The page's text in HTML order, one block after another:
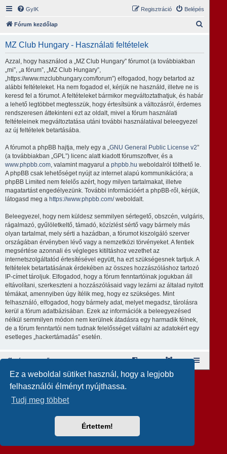
Ez a weboldal sütiket használ, hogy a legjobb
felhasználói élményt nyújthassa.
Tudj meg többet
Értettem!
GyIK Belépés
Regisztráció
Fórum kezdőlap
MZ Club Hungary - Használati feltételek
Azzal, hogy használod a „MZ Club Hungary” fórumot (a továbbiakban
„mi”, „a fórum”, „MZ Club Hungary”,
„https://www.mzclubhungary.com/forum”) elfogadod, hogy betartod az
alábbi feltételeket. Ha nem fogadod el, kérjük ne használd, illetve ne is
keresd fel a fórumot. A feltételeket bármikor megváltoztathatjuk, és habár
a lehető legtöbbet megtesszük, hogy értesítsünk a változásról, érdemes
rendszeresen áttekinteni ezt az oldalt, mivel a fórum használati
feltételeinek megváltoztatása utáni további használatával beleegyezel
az új feltételek betartásába.
A fórumot a phpBB hajtja, mely egy a „GNU General Public License v2”
(a továbbiakban „GPL”) licenc alatt kiadott fórumszoftver, és a
www.phpbb.com, valamint magyarul a phpbb.hu weboldalról tölthető le.
A phpBB csak lehetőséget nyújt az internet alapú kommunikációra; a
phpBB Limited nem felelős azért, hogy milyen tartalmakat, illetve
magatartást engedélyezünk. További információért a phpBB-ről, kérjük,
látogasd meg a https://www.phpbb.com/weboldalt.
Beleegyezel, hogy nem küldesz semmilyen sértegető, obszcén, vulgáris,
rágalmazó, gyűlöletkeltő, támadó, közízlést sértő vagy bármely más
olyan tartalmat, mely sérti a hazádban, a fórumot kiszolgáló szerver
országában érvényben lévő vagy a nemzetközi törvényeket. A fentiek
megsértése azonnali és végleges kitiltáshoz vezethet az
internetszolgáltatód értesítésével együtt, ha ezt szükségesnek tartjuk. A
feltételek betartatásának érdekében az összes hozzászóláshoz tartozó
IP-címet tároljuk. Elfogadod, hogy a fórum fenntartóinak jogukban áll
eltávolítani, szerkeszteni a hozzászólásaid vagy lezárni az általad nyitott
témákat, amennyiben úgy ítélik meg, hogy ez szükséges. Mint
felhasználó, elfogadod, hogy bármely adat, melyet megadsz, tárolásra
kerül a fórum adatbázisában. Ezek az információk a beleegyezésed
nélkül semmilyen módon nem kerülnek átadásra egy harmadik félnek,
de a fórum fenntartói nem tudnak felelősséget vállalni az adatokért egy
esetleges „hackertámadás” esetén.
Fórum kezdőlap Taglista
A csapat
Revolution style bySemi_Deus
® Forum Software © phpBB Limited
Magyar fordítás ©Magyar phpBB Közösség